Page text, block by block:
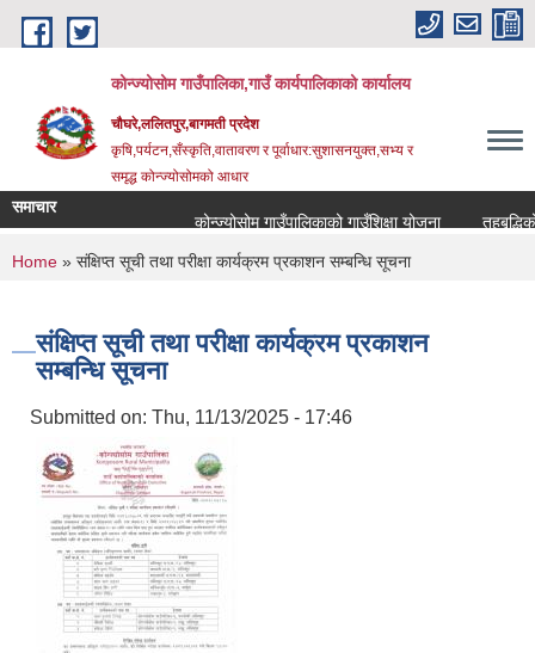
Skip to main content
कोन्ज्योसोम गाउँपालिका,गाउँ कार्यपालिकाको कार्यालय
चौघरे,ललितपुर,बागमती प्रदेश
कृषि,पर्यटन,सँस्कृति,वातावरण र पूर्वाधार:सुशासनयुक्त,सभ्य र
समृद्ध कोन्ज्योसोमको आधार
समाचार
कोन्ज्योसोम गाउँपालिकाको गाउँशिक्षा योजना
You are here
Home » संक्षिप्त सूची तथा परीक्षा कार्यक्रम प्रकाशन सम्बन्धि सूचना
संक्षिप्त सूची तथा परीक्षा कार्यक्रम प्रकाशन
सम्बन्धि सूचना
Submitted on: Thu, 11/13/2025 - 17:46